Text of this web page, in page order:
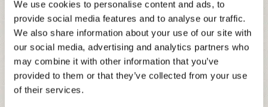
We use cookies to personalise content and ads, to
provide social media features and to analyse our traffic.
We also share information about your use of our site with
our social media, advertising and analytics partners who
may combine it with other information that you’ve
provided to them or that they’ve collected from your use
of their services.
Die besten Fruchtsorten zum Trinken
ohne Zuckerzusatz. Ohne
Lebensmittelfarben, künstliche